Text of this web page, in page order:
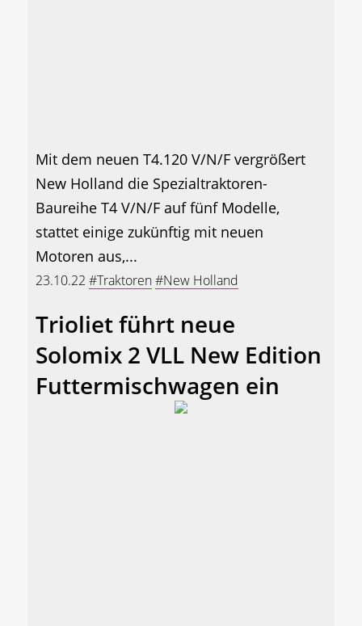
Mit dem neuen T4.120 V/N/F vergrößert
New Holland die Spezialtraktoren-
Baureihe T4 V/N/F auf fünf Modelle,
stattet einige zukünftig mit neuen
Motoren aus,...
23.10.22 #Traktoren#New Holland
Trioliet führt neue
Solomix 2 VLL New Edition
Futtermischwagen ein